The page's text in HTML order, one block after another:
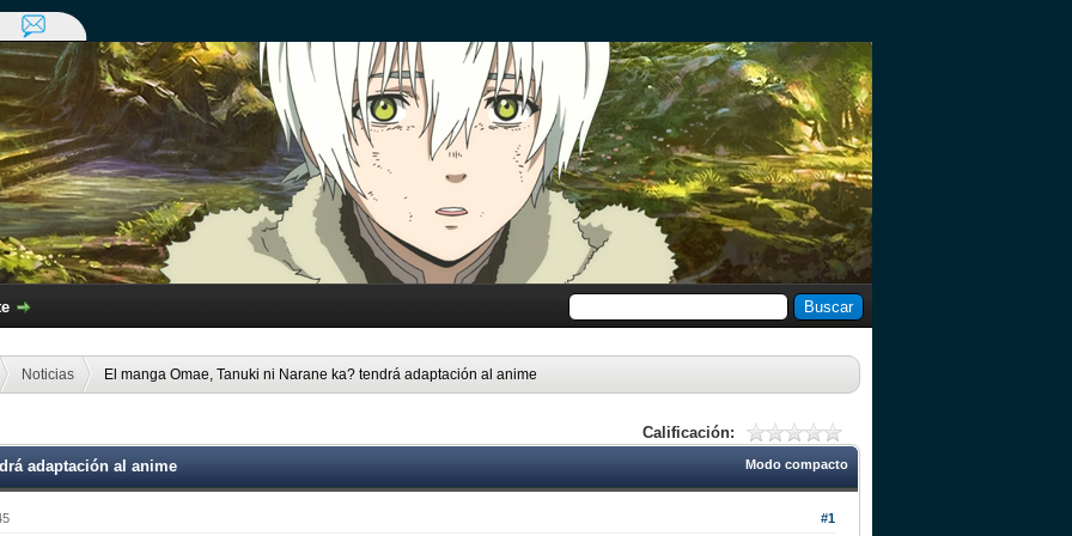
Noticias El manga Omae, Tanuki ni Narane ka? tendrá adaptación al anime
Calificación:
Modo compacto
adaptación al anime
#1